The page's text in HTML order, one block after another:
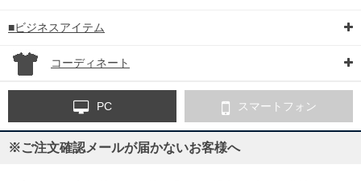
■ビジネスアイテム
コーディネート
PC スマートフォン
※ご注文確認メールが届かないお客様へ